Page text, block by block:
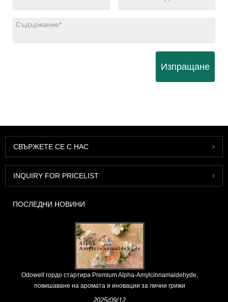
Изпращане
СВЪРЖЕТЕ СЕ С НАС
INQUIRY FOR PRICELIST
ПОСЛЕДНИ НОВИНИ
Odowell гордо стартира Premium Alpha-Amylcinnamaldehyde,
повишаване на аромата и иновации за лични грижи
2025/09/12